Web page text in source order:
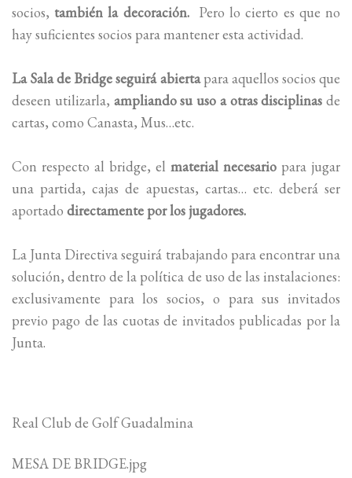
socios, también la decoración. Pero lo cierto es que no
hay suficientes socios para mantener esta actividad.
La Sala de Bridge seguirá abiertapara aquellos socios que
deseen utilizarla, ampliando su uso a otras disciplinas de
cartas, como Canasta, Mus…etc.
Con respecto al bridge, el material necesario para jugar
una partida, cajas de apuestas, cartas… etc. deberá ser
aportado directamente por los jugadores.
La Junta Directiva seguirá trabajando para encontrar una
solución, dentro de la política de uso de las instalaciones:
exclusivamente para los socios, o para sus invitados
previo pago de las cuotas de invitados publicadas por la
Junta.
Real Club de Golf Guadalmina
MESA DE BRIDGE.jpg